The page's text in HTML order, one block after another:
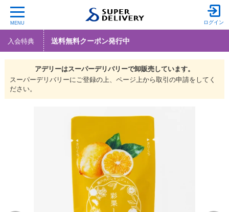
MENU ログイン
入会特典 送料無料クーポン発行中
アデリーはスーパーデリバリーで卸販売しています。
スーパーデリバリーにご登録の上、ページ上から取引の申請をしてく
ださい。